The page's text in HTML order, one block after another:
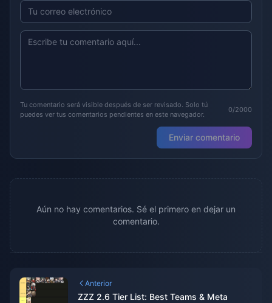
Tu comentario será visible después de ser revisado. Solo tú
puedes ver tus comentarios pendientes en este navegador.
0/2000
Enviar comentario
Aún no hay comentarios. Sé el primero en dejar un
comentario.
Anterior
ZZZ 2.6 Tier List: Best Teams & Meta